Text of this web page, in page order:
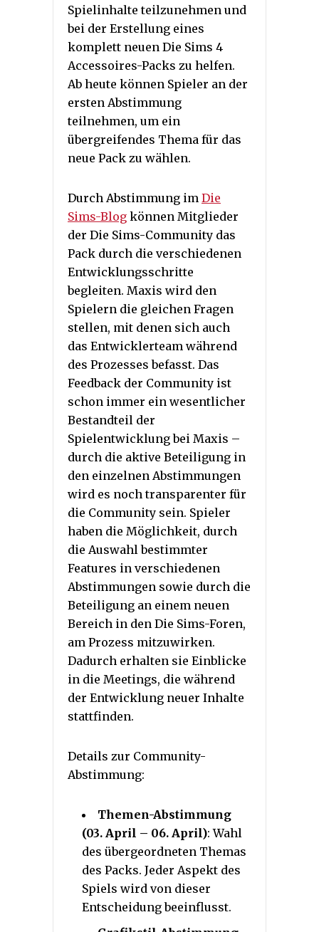
Spielinhalte teilzunehmen und
bei der Erstellung eines
komplett neuen Die Sims 4
Accessoires-Packs zu helfen.
Ab heute können Spieler an der
ersten Abstimmung
teilnehmen, um ein
übergreifendes Thema für das
neue Pack zu wählen.
Durch Abstimmung im Die
Sims-Blog können Mitglieder
der Die Sims-Community das
Pack durch die verschiedenen
Entwicklungsschritte
begleiten. Maxis wird den
Spielern die gleichen Fragen
stellen, mit denen sich auch
das Entwicklerteam während
des Prozesses befasst. Das
Feedback der Community ist
schon immer ein wesentlicher
Bestandteil der
Spielentwicklung bei Maxis –
durch die aktive Beteiligung in
den einzelnen Abstimmungen
wird es noch transparenter für
die Community sein. Spieler
haben die Möglichkeit, durch
die Auswahl bestimmter
Features in verschiedenen
Abstimmungen sowie durch die
Beteiligung an einem neuen
Bereich in den Die Sims-Foren,
am Prozess mitzuwirken.
Dadurch erhalten sie Einblicke
in die Meetings, die während
der Entwicklung neuer Inhalte
stattfinden.
Details zur Community-
Abstimmung:
Themen-Abstimmung
(03. April – 06. April): Wahl
des übergeordneten Themas
des Packs. Jeder Aspekt des
Spiels wird von dieser
Entscheidung beeinflusst.